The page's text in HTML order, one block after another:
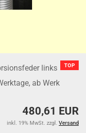
TOP
links
ab Werk
480,61 EUR
inkl. 19% MwSt. zzgl. Versand